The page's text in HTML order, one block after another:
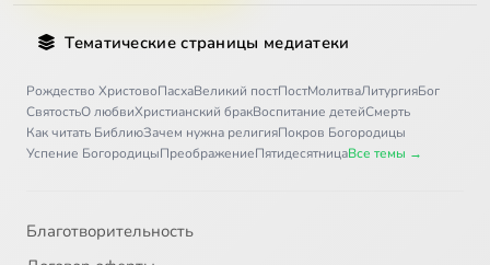
Тематические страницы медиатеки
Рождество ХристовоПасхаВеликий постПостМолитваЛитургияБог
СвятостьО любвиХристианский бракВоспитание детейСмерть
Как читать БиблиюЗачем нужна религияПокров Богородицы
Успение БогородицыПреображениеПятидесятницаВсе темы →
Благотворительность